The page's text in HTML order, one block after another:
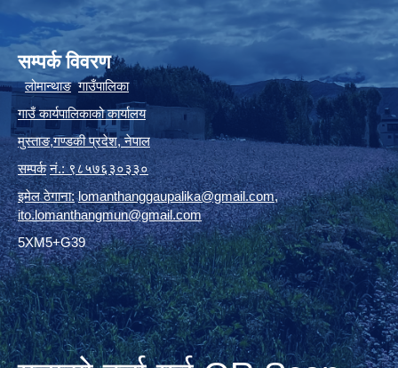
सम्पर्क विवरण
लोमान्थाङ गाउँपालिका
गाउँ कार्यपालिकाको कार्यालय
मुस्ताङ,गण्डकी प्रदेश,नेपाल
सम्पर्क नं.: ९८५७६३०३३०
इमेल ठेगाना: lomanthanggaupalika@gmail.com,
ito.lomanthangmun@gmail.com
5XM5+G39